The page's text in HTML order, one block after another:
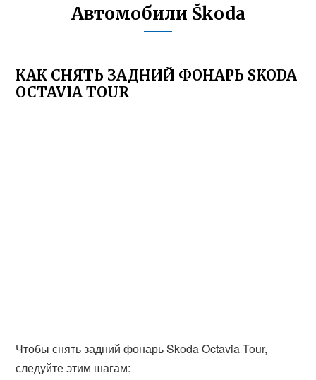
Автомобили Škoda
КАК СНЯТЬ ЗАДНИЙ ФОНАРЬ SKODA
OCTAVIA TOUR
Чтобы снять задний фонарь Skoda Octavia Tour,
следуйте этим шагам: